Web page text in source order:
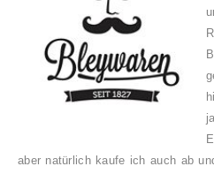
aber natürlich kaufe ich auch ab